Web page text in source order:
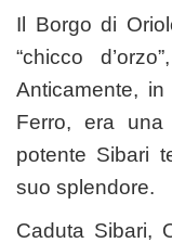
Il Borgo di
“chicco
Anticamente,
Ferro, era
potente Sibari
suo splendore.
Caduta Sibari,